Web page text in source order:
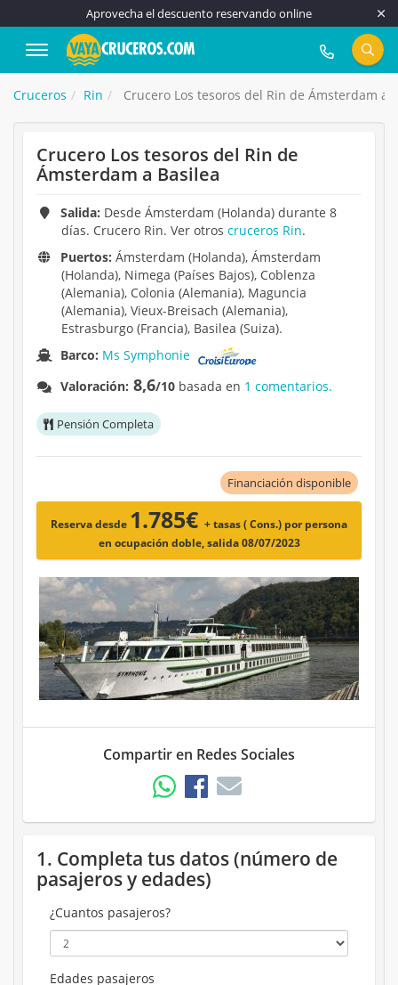
Aprovecha el descuento reservando online
917 815 555
Cruceros Rin Crucero Los tesoros del Rin de Ámsterdam a
Crucero Los tesoros del Rin de
Ámsterdam a Basilea
Salida: Desde Ámsterdam (Holanda) durante 8
días. Crucero Rin. Ver otros cruceros Rin.
Puertos: Ámsterdam (Holanda), Ámsterdam
(Holanda), Nimega (Países Bajos), Coblenza
(Alemania), Colonia (Alemania), Maguncia
(Alemania), Vieux-Breisach (Alemania),
Estrasburgo (Francia), Basilea (Suiza).
Barco: Ms Symphonie
Valoración: 8,6/10 basada en 1 comentarios.
Pensión Completa
Financiación disponible
Reserva desde 1.785€ + tasas ( Cons.) por persona
en ocupación doble, salida 08/07/2023
Compartir en Redes Sociales
1. Completa tus datos (número de
pasajeros y edades)
¿Cuantos pasajeros?
Edades pasajeros